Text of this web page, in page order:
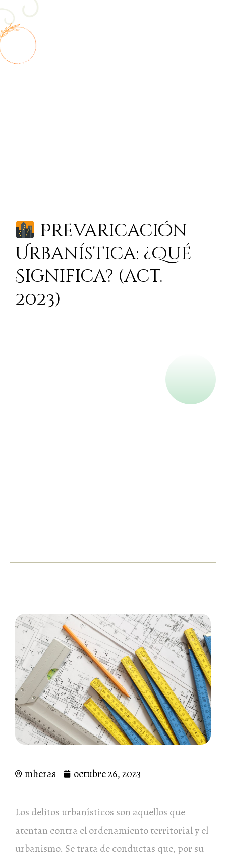
Prevaricación
Urbanística: ¿Qué
Significa? (act.
2023)
mheras octubre 26, 2023
Los delitos urbanísticos son aquellos que
atentan contra el ordenamiento territorial y el
urbanismo. Se trata de conductas que, por su